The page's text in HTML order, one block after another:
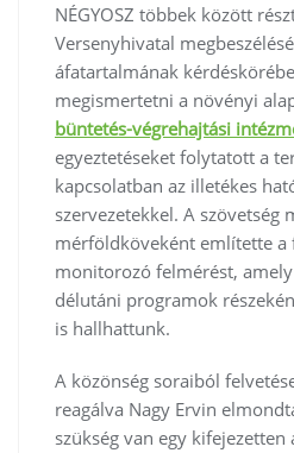
NÉGYOSZ többek között
Versenyhivatal
áfatartalmának
megismertetni a növényi
büntetés-végrehajtási
egyeztetéseket folytatott a
kapcsolatban az illetékes
szervezetekkel. A szövetség
mérföldköveként említette a
monitorozó felmérést,
délutáni programok
is hallhattunk.
A közönség soraiból
reagálva Nagy Ervin
szükség van egy